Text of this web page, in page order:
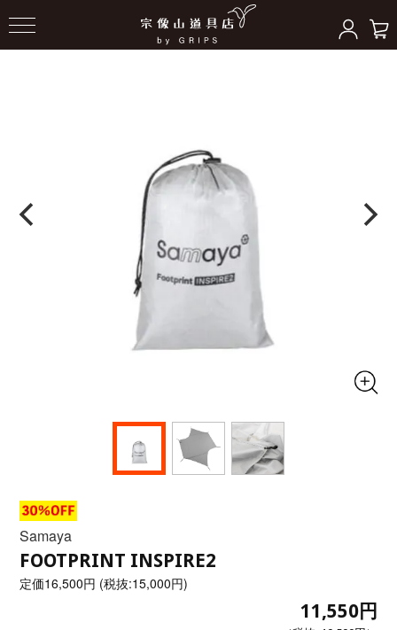
テントアクセサリー
Samaya
FOOTPRINT INSPIRE2
定価16,500円 (税抜:15,000円)
11,550円